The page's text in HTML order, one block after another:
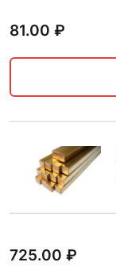
81.00 ₽
725.00 ₽